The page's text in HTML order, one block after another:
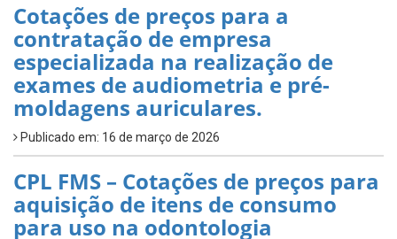
Cotações de preços para a
contratação de empresa
especializada na realização de
exames de audiometria e pré-
moldagens auriculares.
Publicado em: 16 de março de 2026
CPL FMS – Cotações de preços para
aquisição de itens de consumo
para uso na odontologia